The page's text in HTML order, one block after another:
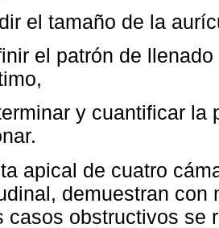
el tamaño de la
el patrón de
y cuantificar la
apical de cuatro
demuestran con
casos obstructivos se